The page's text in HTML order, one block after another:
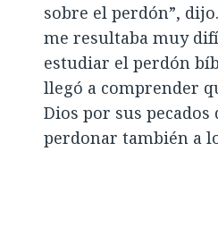
sobre el perdón”,
me resultaba muy
estudiar el perdón
llegó a comprender
Dios por sus
perdonar también a